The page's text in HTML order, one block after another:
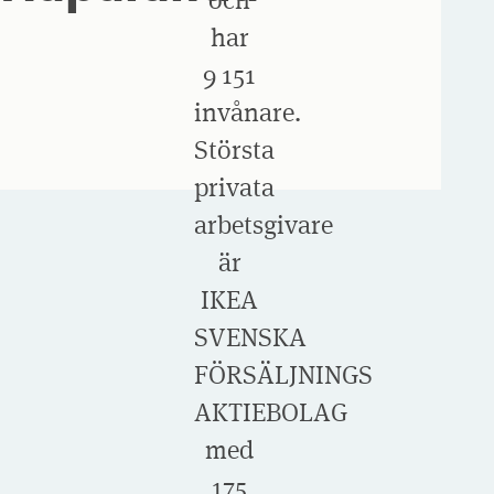
har
9 151
invånare.
Största
privata
arbetsgivare
är
IKEA
SVENSKA
FÖRSÄLJNINGS
AKTIEBOLAG
med
175